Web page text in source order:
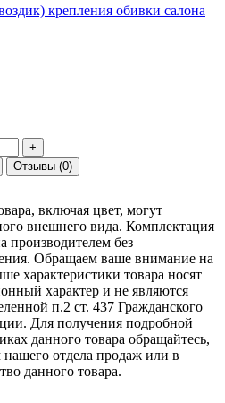
крепления обивки салона
+
Отзывы (0)
включая цвет, могут
внешнего вида. Комплектация
производителем без
Обращаем ваше внимание на
характеристики товара носят
характер и не являются
п.2 ст. 437 Гражданского
Для получения подробной
данного товара обращайтесь,
отдела продаж или в
данного товара.